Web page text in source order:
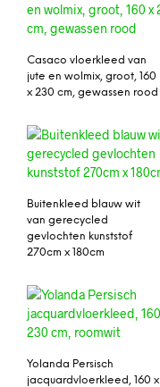
Casaco vloerkleed van
jute en wolmix, groot, 160
x 230 cm, gewassen rood
Buitenkleed blauw wit
van gerecycled
gevlochten kunststof
270cm x 180cm
Yolanda Persisch
jacquardvloerkleed, 160 x